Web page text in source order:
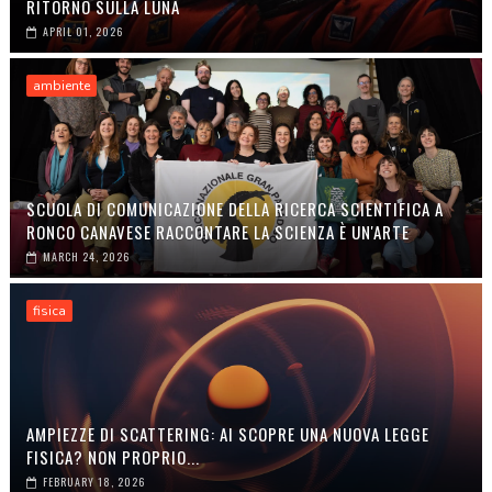
RITORNO SULLA LUNA
APRIL 01, 2026
ambiente
SCUOLA DI COMUNICAZIONE DELLA RICERCA SCIENTIFICA A
RONCO CANAVESE RACCONTARE LA SCIENZA È UN'ARTE
MARCH 24, 2026
fisica
AMPIEZZE DI SCATTERING: AI SCOPRE UNA NUOVA LEGGE
FISICA? NON PROPRIO...
FEBRUARY 18, 2026